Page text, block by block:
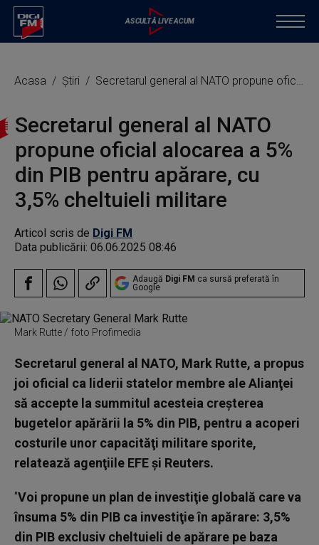
Acasa Știri Secretarul general al NATO propune oficial alocarea a 5% din PIB pentru apărare, cu 3,5% cheltuieli militare
Secretarul general al NATO
propune oficial alocarea a 5%
din PIB pentru apărare, cu
3,5% cheltuieli militare
Articol scris de Digi FM
Data publicării: 06.06.2025 08:46
Adaugă Digi FM ca sursă preferată în
Google
Mark Rutte / foto Profimedia
Secretarul general al NATO, Mark Rutte, a propus
joi oficial ca liderii statelor membre ale Alianţei
să accepte la summitul acesteia creşterea
bugetelor apărării la 5% din PIB, pentru a acoperi
costurile unor capacităţi militare sporite,
relatează agenţiile EFE şi Reuters.
"Voi propune un plan de investiţie globală care va
însuma 5% din PIB ca investiţie în apărare: 3,5%
din PIB exclusiv cheltuieli de apărare pe baza